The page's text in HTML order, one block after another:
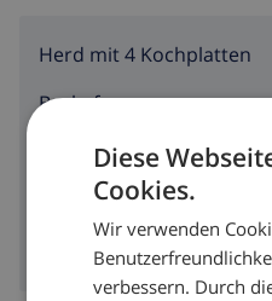
Herd mit 4 Kochplatten
Backofen
Kühlschrank
Waschmaschine
Diese
Cookies.
Wir verwenden
verbessern. Durch